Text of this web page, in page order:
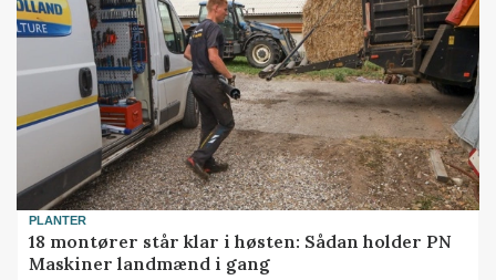
PLANTER
18 montører står klar i høsten: Sådan holder PN
Maskiner landmænd i gang